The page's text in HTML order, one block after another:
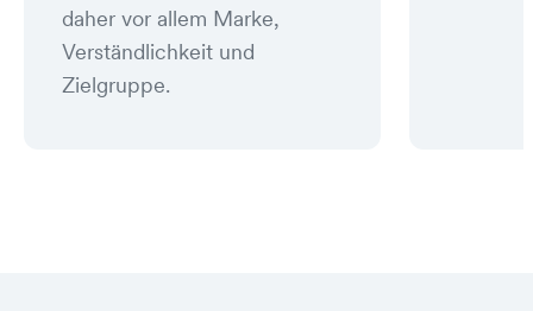
daher vor allem Marke,
Verständlichkeit und
Zielgruppe.